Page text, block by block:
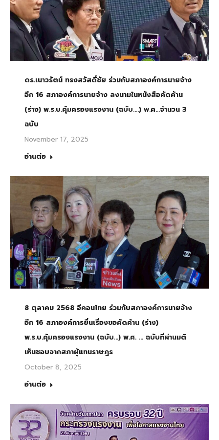
ดร.เนาวรัตน์ ทรงสวัสดิ์ชัย ร่วมกับสภาองค์การนายจ้าง
อีก 16 สภาองค์การนายจ้าง ลงนามในหนังสือคัดค้าน
(ร่าง) พ.ร.บ.คุ้มครองแรงงาน (ฉบับ….) พ.ศ…จำนวน 3
ฉบับ
November 17, 2025
อ่านต่อ
8 ตุลาคม 2568 อีคอนไทย ร่วมกับสภาองค์การนายจ้าง
อีก 16 สภาองค์การยื่นเรื่องขอคัดค้าน (ร่าง)
พ.ร.บ.คุ้มครองแรงงาน (ฉบับ…) พ.ศ. … ฉบับที่ผ่านมติ
เห็นชอบจากสภาผู้แทนราษฎร
October 8, 2025
อ่านต่อ